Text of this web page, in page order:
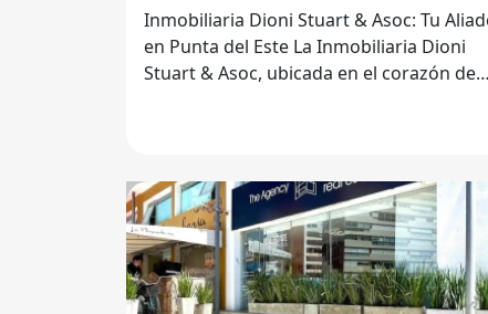
Inmobiliaria Dioni Stuart & Asoc: Tu
en Punta del Este La Inmobiliaria Dioni
Stuart & Asoc, ubicada en el corazón de